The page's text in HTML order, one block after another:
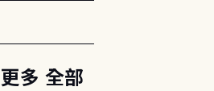
更多 全部